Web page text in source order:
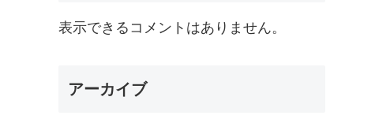
表示できるコメントはありません。
アーカイブ